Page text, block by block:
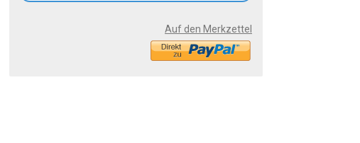
Auf den Merkzettel